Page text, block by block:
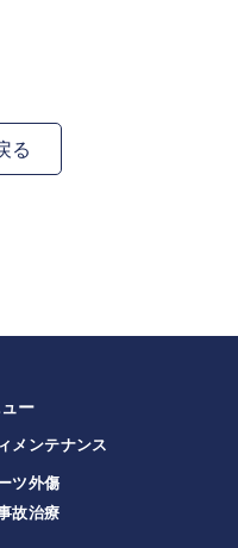
る
ー
メンテナンス
ツ外傷
故治療